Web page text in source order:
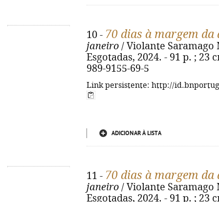
10 - 70 dias à margem da
janeiro / Violante Saramago
Esgotadas, 2024. - 91 p. ; 23
989-9155-69-5
Link persistente: http://
ADICIONAR À LISTA
11 - 70 dias à margem da
janeiro / Violante Saramago
Esgotadas, 2024. - 91 p. ; 23